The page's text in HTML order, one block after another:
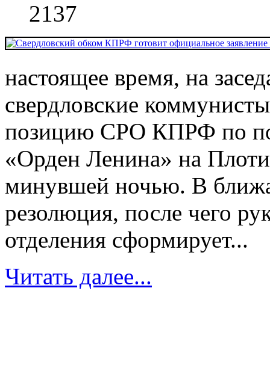
2137
настоящее время, на
свердловские
позицию СРО КПРФ по
«Орден Ленина» на
минувшей ночью. В
резолюция, после чего
отделения сформирует...
Читать далее...